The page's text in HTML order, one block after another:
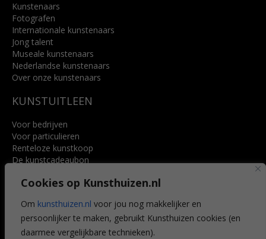
Cookies op Kunsthuizen.nl
Om kunsthuizen.nl voor jou nog makkelijker en
persoonlijker te maken, gebruikt Kunsthuizen cookies (en
daarmee vergelijkbare technieken).
Kunstenaars
Fotografen
Internationale kunstenaars
Jong talent
Museale kunstenaars
Nederlandse kunstenaars
Over onze kunstenaars
KUNSTUITLEEN
Voor bedrijven
Voor particulieren
Renteloze kunstkoop
De kunstcadeaubon
Voordelen
Veelgestelde vragen
CONTACT